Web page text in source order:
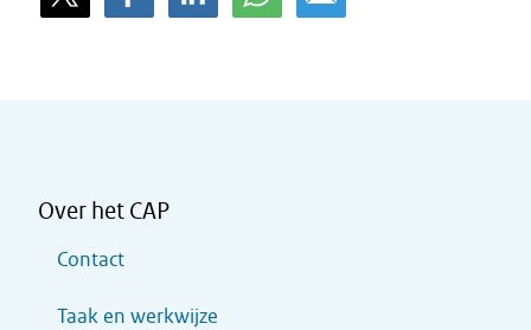
Over het CAP
Contact
Taak en werkwijze